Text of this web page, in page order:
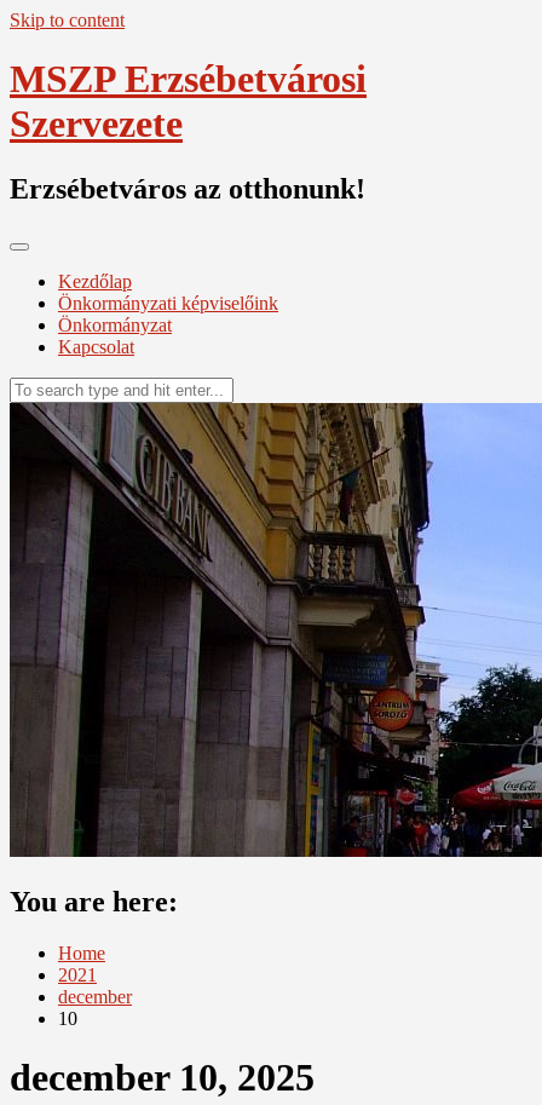
Skip to content
MSZP Erzsébetvárosi
Szervezete
Erzsébetváros az otthonunk!
Kezdőlap
Önkormányzati képviselőink
Önkormányzat
Kapcsolat
You are here:
Home
2021
december
10
december 10, 2025